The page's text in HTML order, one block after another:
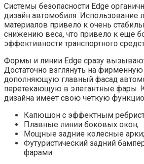
Системы безопасности Edge
дизайн автомобиля. Использование
материалов привело к очень
снижению веса, что привело к еще
эффективности транспортного
Формы и линии Edge сразу
Достаточно взглянуть на
дополняющую главный фасад
перетекающую в элегантные фары.
дизайна имеет свою четкую
Капюшон с эффектным
Плавные линии боковых окон;
Мощные задние колесные арки;
Футуристический задний
фарами.